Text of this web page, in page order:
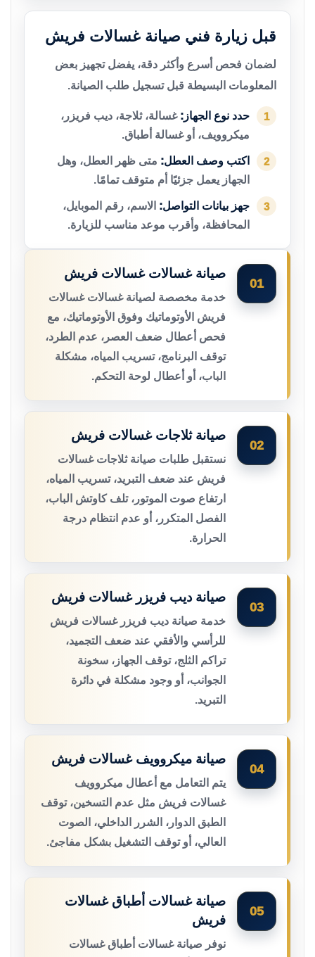
قبل زيارة فني صيانة غسالات فريش
لضمان فحص أسرع وأكثر دقة، يفضل تجهيز بعض
المعلومات البسيطة قبل تسجيل طلب الصيانة.
1 حدد نوع الجهاز: غسالة، ثلاجة، ديب فريزر،
ميكروويف، أو غسالة أطباق.
2 اكتب وصف العطل: متى ظهر العطل، وهل
الجهاز يعمل جزئيًا أم متوقف تمامًا.
3 جهز بيانات التواصل: الاسم، رقم الموبايل،
المحافظة، وأقرب موعد مناسب للزيارة.
01
صيانة غسالات غسالات فريش
خدمة مخصصة لصيانة غسالات غسالات
فريش الأوتوماتيك وفوق الأوتوماتيك، مع
فحص أعطال ضعف العصر، عدم الطرد،
توقف البرنامج، تسريب المياه، مشكلة
الباب، أو أعطال لوحة التحكم.
02
صيانة ثلاجات غسالات فريش
نستقبل طلبات صيانة ثلاجات غسالات
فريش عند ضعف التبريد، تسريب المياه،
ارتفاع صوت الموتور، تلف كاوتش الباب،
الفصل المتكرر، أو عدم انتظام درجة
الحرارة.
03
صيانة ديب فريزر غسالات فريش
خدمة صيانة ديب فريزر غسالات فريش
للرأسي والأفقي عند ضعف التجميد،
تراكم الثلج، توقف الجهاز، سخونة
الجوانب، أو وجود مشكلة في دائرة
التبريد.
04
صيانة ميكروويف غسالات فريش
يتم التعامل مع أعطال ميكروويف
غسالات فريش مثل عدم التسخين، توقف
الطبق الدوار، الشرر الداخلي، الصوت
العالي، أو توقف التشغيل بشكل مفاجئ.
05
صيانة غسالات أطباق غسالات
فريش
نوفر صيانة غسالات أطباق غسالات